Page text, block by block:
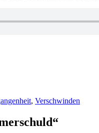
, Verschwinden